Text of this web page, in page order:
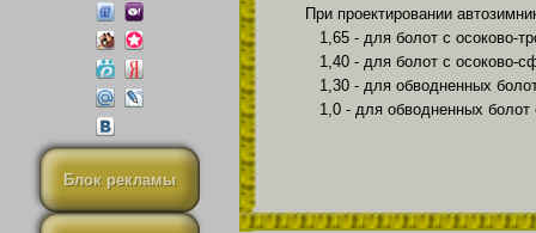
Блок рекламы
При проектировании
1,65 - для болот с осоково-
1,40 - для болот с осоково-
1,30 - для обводненных
1,0 - для обводненных болот